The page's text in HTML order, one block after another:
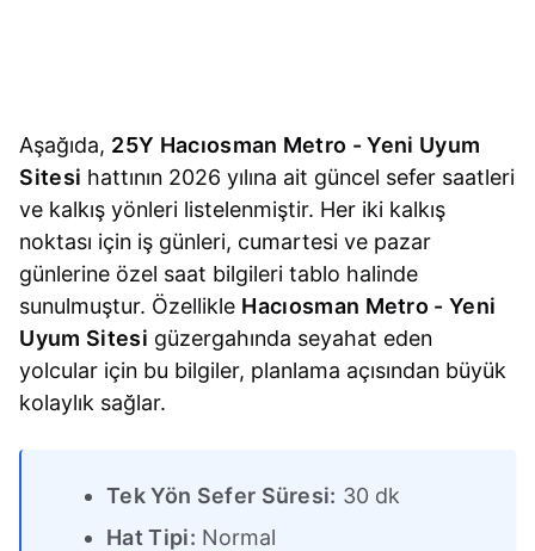
Aşağıda, 25Y Hacıosman Metro - Yeni Uyum
Sitesi hattının 2026 yılına ait güncel sefer saatleri
ve kalkış yönleri listelenmiştir. Her iki kalkış
noktası için iş günleri, cumartesi ve pazar
günlerine özel saat bilgileri tablo halinde
sunulmuştur. Özellikle Hacıosman Metro - Yeni
Uyum Sitesi güzergahında seyahat eden
yolcular için bu bilgiler, planlama açısından büyük
kolaylık sağlar.
Tek Yön Sefer Süresi: 30 dk
Hat Tipi: Normal